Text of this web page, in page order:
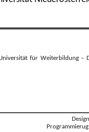
für Weiterbildung –